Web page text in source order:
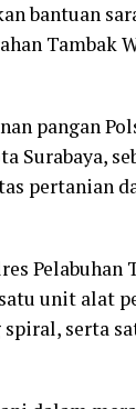
bantuan
Tambak
pangan
Surabaya,
pertanian
Pelabuhan
unit alat
serta